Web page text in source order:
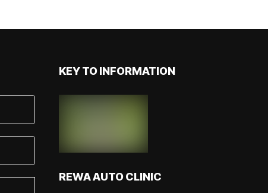
KEY TO INFORMATION
REWA AUTO CLINIC